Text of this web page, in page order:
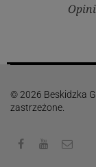
© 2026 Beskidzka
zastrzeżone.